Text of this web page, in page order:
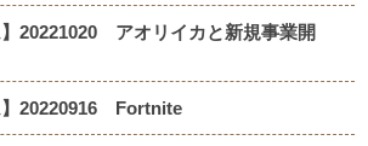
】20221020 アオリイカと新規事業開
】20220916 Fortnite